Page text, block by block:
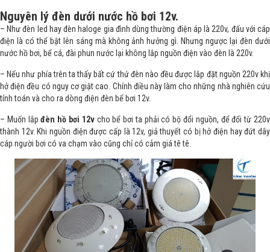
Nguyên lý đèn dưới nước hồ bơi 12v.
– Như đèn led hay đèn haloge gia đình dùng thường điện áp là 220v, đấu với cáp
điện là có thể bật lên sáng mà không ảnh hưởng gì. Nhưng ngược lại đèn dưới
nước hồ bơi, bể cá, đài phun nước lại không lắp nguồn điện vào đèn là 220v.
– Nếu như phía trên ta thấy bất cứ thứ đèn nào đều được lắp đặt nguồn 220v khị
hở điện đều có nguy cơ giật cao. Chính điều này làm cho những nhà nghiên cứu
tính toán và cho ra dòng điện đèn bể bơi 12v.
– Muốn lắpđèn hồ bơi 12vcho bể bơi ta phải có bộ đổi nguồn, để đổi từ 220v
thành 12v. Khi nguồn điện được cấp là 12v, giả thuyết có bị hở điện hay đứt dây
cáp người bơi có va chạm vào cũng chỉ có cảm giá tê tê.